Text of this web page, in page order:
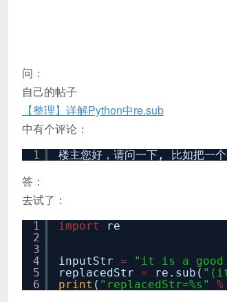
问：
自己的帖子
【整理】详解Python中re.sub
中有个评论：
1 楼主您好，请问一下, 比
答：
去试了：
1
2
3
4
5
6
import re
inputStr =
"it is a good
replacedStr = re.sub(
print ( "replacedStr=%s" %